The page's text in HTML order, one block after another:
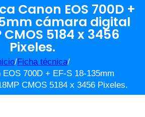
Canon EOS 700D +
cámara digital
CMOS 5184 x 3456
Pixeles.
/Ficha técnica/
700D + EF-S 18-135mm
CMOS 5184 x 3456 Pixeles.